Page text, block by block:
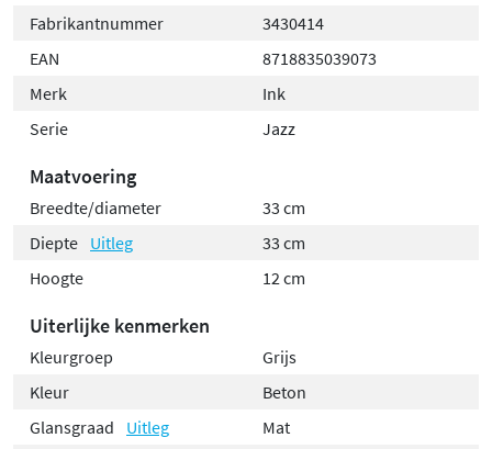
Fabrikantnummer
3430414
EAN
8718835039073
Merk
Ink
Serie
Jazz
Maatvoering
Breedte/diameter
33 cm
Diepte Uitleg
33 cm
Hoogte
12 cm
Uiterlijke kenmerken
Kleurgroep
Grijs
Kleur
Beton
Glansgraad
Uitleg
Mat